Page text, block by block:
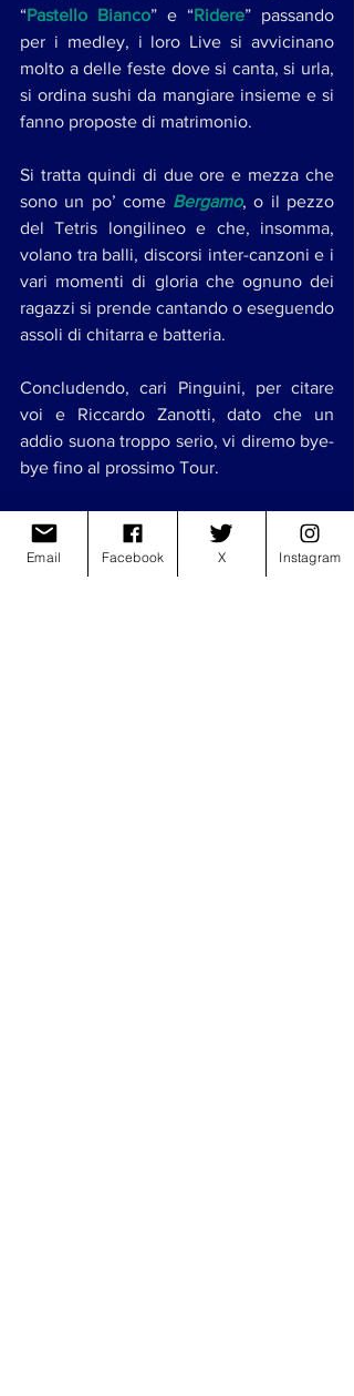
“Pastello Bianco” e “Ridere” passando
per i medley, i loro Live si avvicinano
molto a delle feste dove si canta, si urla,
si ordina sushi da mangiare insieme e si
fanno proposte di matrimonio.
Si tratta quindi di due ore e mezza che
sono un po’ come Bergamo, o il pezzo
del Tetris longilineo e che, insomma,
volano tra balli, discorsi inter-canzoni e i
vari momenti di gloria che ognuno dei
ragazzi si prende cantando o eseguendo
assoli di chitarra e batteria.
Concludendo, cari Pinguini, per citare
voi e Riccardo Zanotti, dato che un
addio suona troppo serio, vi diremo bye-
bye fino al prossimo Tour.
https://video.wixstatic.com/video/fb79af_51f21
7c1534e491783ccac72b288b72e/1080p/mp4/f
ile.mp4
Email Facebook X Instagram